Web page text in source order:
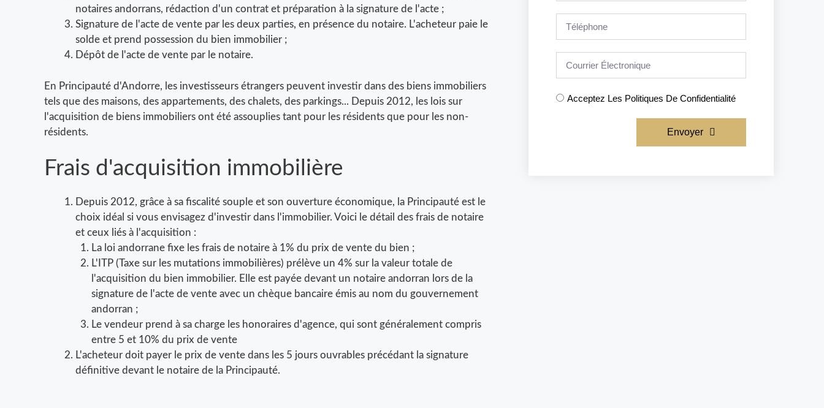
notaires andorrans, rédaction d'un contrat et préparation à la signature de l'acte ;
Signature de l'acte de vente par les deux parties, en présence du notaire. L'acheteur paie le
solde et prend possession du bien immobilier ;
Dépôt de l'acte de vente par le notaire.
En Principauté d'Andorre, les investisseurs étrangers peuvent investir dans des biens immobiliers
tels que des maisons, des appartements, des chalets, des parkings... Depuis 2012, les lois sur
l'acquisition de biens immobiliers ont été assouplies tant pour les résidents que pour les non-
résidents.
Frais d'acquisition immobilière
Depuis 2012, grâce à sa fiscalité souple et son ouverture économique, la Principauté est le
choix idéal si vous envisagez d'investir dans l'immobilier. Voici le détail des frais de notaire
et ceux liés à l'acquisition :
La loi andorrane fixe les frais de notaire à 1% du prix de vente du bien ;
L'ITP (Taxe sur les mutations immobilières) prélève un 4% sur la valeur totale de
l'acquisition du bien immobilier. Elle est payée devant un notaire andorran lors de la
signature de l'acte de vente avec un chèque bancaire émis au nom du gouvernement
andorran ;
Le vendeur prend à sa charge les honoraires d'agence, qui sont généralement compris
entre 5 et 10% du prix de vente
L'acheteur doit payer le prix de vente dans les 5 jours ouvrables précédant la signature
définitive devant le notaire de la Principauté.
Acceptez Les Politiques De Confidentialité
Envoyer